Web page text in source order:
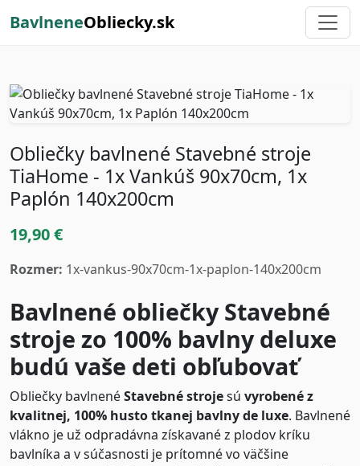
BavlneneObliecky.sk
Obliečky bavlnené Stavebné stroje
TiaHome - 1x Vankúš 90x70cm, 1x
Paplón 140x200cm
19,90 €
Rozmer: 1x-vankus-90x70cm-1x-paplon-140x200cm
Bavlnené obliečky Stavebné
stroje zo 100% bavlny deluxe
budú vaše deti obľubovať
Obliečky bavlnenéStavebné strojesú vyrobené z
kvalitnej, 100% husto tkanej bavlny de luxe. Bavlnené
vlákno je už odpradávna získavané z plodov kríku
bavlníka a v súčasnosti je prítomné vo väčšine